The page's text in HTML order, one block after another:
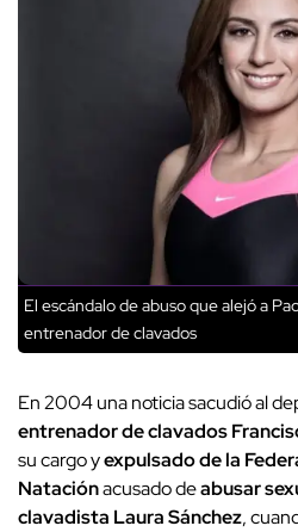
El escándalo de abuso que alejó a
entrenador de clavados
En 2004 una noticia sacudió al
entrenador de clavados
su cargo yexpulsado de la
Nataciónacusado deabusar
clavadista Laura Sánchez,